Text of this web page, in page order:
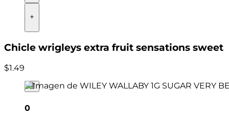
Chicle wrigleys extra fruit sensations sweet
$1.49
0